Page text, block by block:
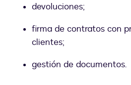
devoluciones;
firma de contratos con
clientes;
gestión de documentos.